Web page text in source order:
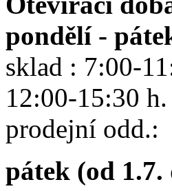
pondělí -
sklad : 7:00-
12:00-15:30 h.
prodejní odd.:
pátek (od 1.7.